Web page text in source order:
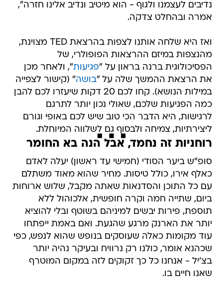
נדיבים לעצמנו ולגוף - הוא מיטיב ונדיב אלינו חזרה",
אמרה ובהחלט צדקה.
ואז היא שלחה אותנו לצפות בהרצאת TED מצוינת,
מהנצפות במיזם ההרצאות הפופולרי, של
הפסיכולוגית ברנה בראון על "פגיעות", ולאחר מכן
את הרצאת ההמשך שלה על "בושה" (קישור לצפייה
במילות הנושא). קחו לכם 20 דקות שיעזרו לכם להבן
כמה הפגיעות שלכם, שאולי נכון יותר לתרגם
לרגישות, היא הדבר הכי טוב שיש לכם באופי וגורם
ליצירתיות, צמיחה ולבסוף גם לשלווה המיוחלת.
רוחניות זה נחמד, אבל הנה בא החומר
סופ"ש ביער הסודי (חמישי עד ראשון) יעלה לאדם
כאלף אירו, כולל טיסות. מחיר שהוא מאוד משתלם
עם כל התוכן והסדנאות שאתה מקבל, שלוש ארוחות
ביום, שתייה חמה וקרה חופשית, אלכוהול ללא
תוספת, פירות יבשים למיניהם בשוטף ובלי להוציא
יותר את הארנק מרגע שהגעת. ואם באמת ייפתחו
עוד מקומות כאלה שעוסקים בנופש שהוא לנפש, כפי
שכהנא אומר, כולנו רק נרוויח ובעיקר נהיה יותר
בצ'יל - אנחנו כל כך זקוקים לזה במקום המוטרף
שאנו חיים בו.